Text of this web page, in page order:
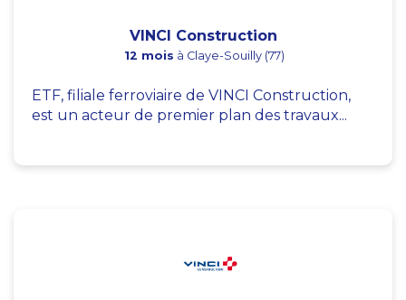
VINCI Construction
12 mois à Claye-Souilly (77)
ETF, filiale ferroviaire de VINCI Construction,
est un acteur de premier plan des travaux...